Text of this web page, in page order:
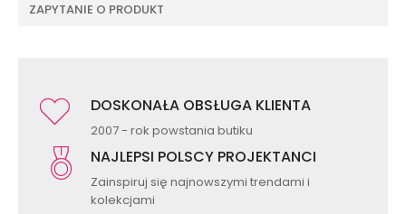
ZAPYTANIE O PRODUKT
DOSKONAŁA OBSŁUGA KLIENTA
2007 - rok powstania butiku
NAJLEPSI POLSCY PROJEKTANCI
Zainspiruj się najnowszymi trendami i
kolekcjami